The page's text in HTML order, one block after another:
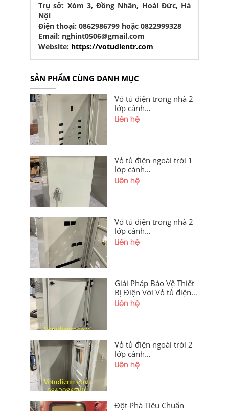
Trụ sở: Xóm 3, Đồng Nhân, Hoài Đức, Hà
Nội
Điện thoại: 0862986799 hoặc 0822999328
Email: nghint0506@gmail.com
Website: https://votudientr.com
SẢN PHẨM CÙNG DANH MỤC
Vỏ tủ điện trong nhà 2
lớp cánh
1000x800x300x1,2mm
sơn tĩnh điện cánh
Quảng Ninh
Liên hệ
Vỏ tủ điện ngoài trời 1
lớp cánh
400x300x200x1,2mm
sơn tĩnh điện có hèm
Liên hệ
Vỏ tủ điện trong nhà 2
lớp cánh
1200x600x300x1,2mm
Sơn Tĩnh Điện Giá Tốt
Liên hệ
Giải Pháp Bảo Vệ Thiết
Bị Điện Với Vỏ tủ điện
ngoài trời 2 lớp cánh
1200x600x250mm
Liên hệ
Vỏ tủ điện ngoài trời 2
lớp cánh
1400x600x250x1,2mm
sơn tĩnh điện có tấm
chống bụi, cánh ngoài
mica giá tốt tại xưởng
Liên hệ
Đột Phá Tiêu Chuẩn